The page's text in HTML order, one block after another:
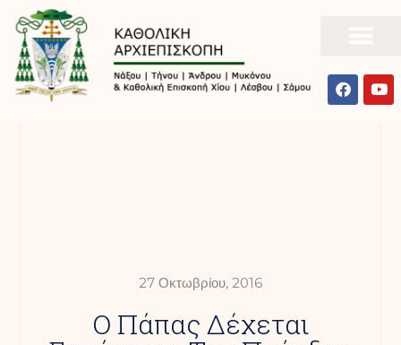
27 Οκτωβρίου, 2016
Ο Πάπας Δέχεται